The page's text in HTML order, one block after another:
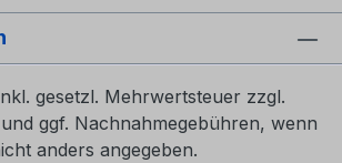
gesetzl. Mehrwertsteuer zzgl.
und ggf. Nachnahmegebühren, wenn
anders angegeben.